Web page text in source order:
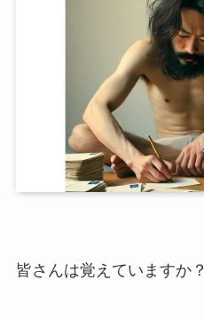
皆さんは覚えていますか？